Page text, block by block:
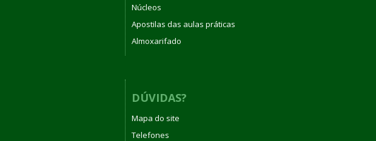
Núcleos
Apostilas das aulas práticas
Almoxarifado
DÚVIDAS?
Mapa do site
Telefones